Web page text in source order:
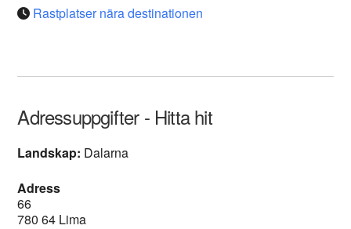
Rastplatser nära destinationen
Adressuppgifter - Hitta hit
Landskap: Dalarna
Adress
66
780 64 Lima